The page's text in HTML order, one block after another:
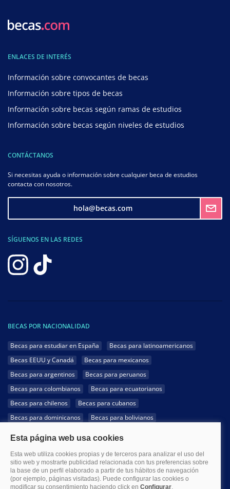
ENLACES DE INTERÉS
Información sobre convocantes de becas
Información sobre tipos de becas
Información sobre becas según ramas de estudios
Información sobre becas según niveles de estudios
CONTÁCTANOS
Si necesitas ayuda o información sobre cualquier beca de estudios
contacta con nosotros.
hola@becas.com
SÍGUENOS EN LAS REDES
BECAS POR NACIONALIDAD
Becas para estudiar en España
Becas para latinoamericanos
Becas EEUU y Canadá
Becas para mexicanos
Becas para argentinos
Becas para peruanos
Becas para colombianos
Becas para ecuatorianos
Becas para chilenos
Becas para cubanos
Becas para dominicanos
Becas para bolivianos
Becas para hondureños
Becas para paraguayos
Becas para uruguayos
Becas para salvadoreños